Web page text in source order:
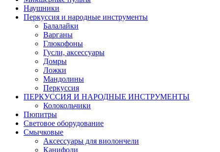
Наушники
Перкуссия и народные инструменты
Балалайки
Варганы
Глюкофоны
Гусли, аксессуары
Домры
Ложки
Мандолины
Перкуссия
ПЕРКУССИЯ И НАРОДНЫЕ ИНСТРУМЕНТЫ
Колокольчики
Пюпитры
Световое оборудование
Смычковые
Аксессуары для виолончели
Канифоли